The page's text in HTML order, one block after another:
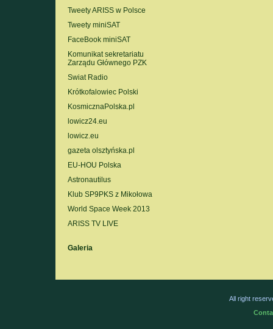
Tweety ARISS w Polsce
Tweety miniSAT
FaceBook miniSAT
Komunikat sekretariatu
Zarządu Głównego PZK
Swiat Radio
Krótkofalowiec Polski
KosmicznaPolska.pl
lowicz24.eu
lowicz.eu
gazeta olsztyńska.pl
EU-HOU Polska
Astronautilus
Klub SP9PKS z Mikołowa
World Space Week 2013
ARISS TV LIVE
Galeria
All right